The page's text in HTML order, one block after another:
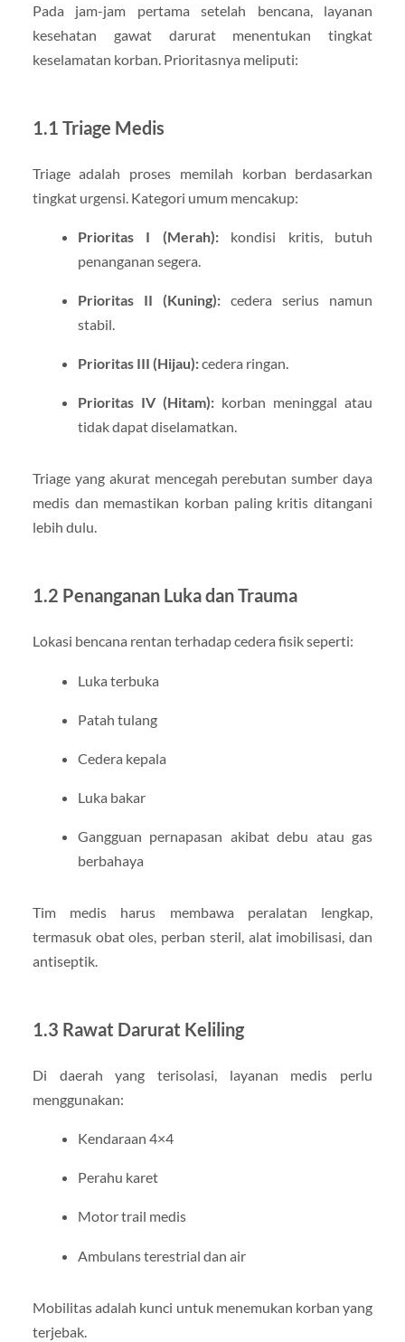
Pada jam-jam pertama setelah bencana, layanan
kesehatan gawat darurat menentukan tingkat
keselamatan korban. Prioritasnya meliputi:
1.1 Triage Medis
Triage adalah proses memilah korban berdasarkan
tingkat urgensi. Kategori umum mencakup:
Prioritas I (Merah):kondisi kritis, butuh
penanganan segera.
Prioritas II (Kuning):cedera serius namun
stabil.
Prioritas III (Hijau):cedera ringan.
Prioritas IV (Hitam):korban meninggal atau
tidak dapat diselamatkan.
Triage yang akurat mencegah perebutan sumber daya
medis dan memastikan korban paling kritis ditangani
lebih dulu.
1.2 Penanganan Luka dan Trauma
Lokasi bencana rentan terhadap cedera fisik seperti:
Luka terbuka
Patah tulang
Cedera kepala
Luka bakar
Gangguan pernapasan akibat debu atau gas
berbahaya
Tim medis harus membawa peralatan lengkap,
termasuk obat oles, perban steril, alat imobilisasi, dan
antiseptik.
1.3 Rawat Darurat Keliling
Di daerah yang terisolasi, layanan medis perlu
menggunakan:
Kendaraan 4×4
Perahu karet
Motor trail medis
Ambulans terestrial dan air
Mobilitas adalah kunci untuk menemukan korban yang
terjebak.